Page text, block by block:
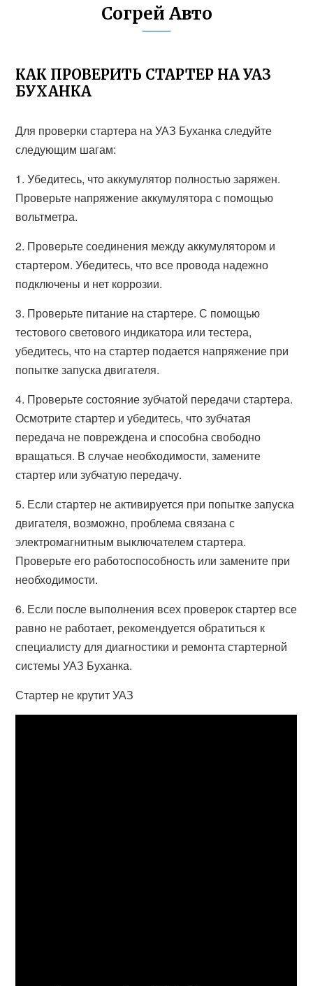
Согрей Авто
КАК ПРОВЕРИТЬ СТАРТЕР НА УАЗ
БУХАНКА
Для проверки стартера на УАЗ Буханка следуйте
следующим шагам:
1. Убедитесь, что аккумулятор полностью заряжен.
Проверьте напряжение аккумулятора с помощью
вольтметра.
2. Проверьте соединения между аккумулятором и
стартером. Убедитесь, что все провода надежно
подключены и нет коррозии.
3. Проверьте питание на стартере. С помощью
тестового светового индикатора или тестера,
убедитесь, что на стартер подается напряжение при
попытке запуска двигателя.
4. Проверьте состояние зубчатой передачи стартера.
Осмотрите стартер и убедитесь, что зубчатая
передача не повреждена и способна свободно
вращаться. В случае необходимости, замените
стартер или зубчатую передачу.
5. Если стартер не активируется при попытке запуска
двигателя, возможно, проблема связана с
электромагнитным выключателем стартера.
Проверьте его работоспособность или замените при
необходимости.
6. Если после выполнения всех проверок стартер все
равно не работает, рекомендуется обратиться к
специалисту для диагностики и ремонта стартерной
системы УАЗ Буханка.
Стартер не крутит УАЗ